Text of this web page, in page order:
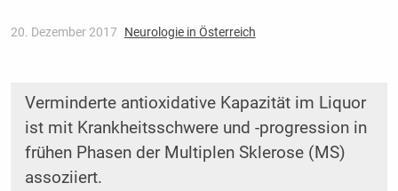
20. Dezember 2017 Neurologie in Österreich
Verminderte antioxidative Kapazität im Liquor
ist mit Krankheitsschwere und -progression in
frühen Phasen der Multiplen Sklerose (MS)
assoziiert.